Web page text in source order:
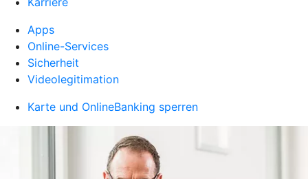
Apps
Online-Services
Sicherheit
Videolegitimation
Karte und OnlineBanking sperren